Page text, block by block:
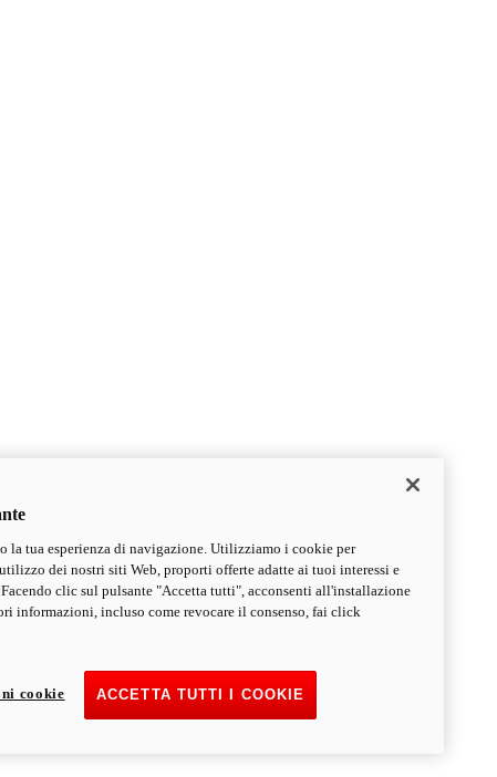
la tua esperienza di navigazione. Utilizziamo i cookie per
dei nostri siti Web, proporti offerte adatte ai tuoi interessi e
clic sul pulsante "Accetta tutti", acconsenti all'installazione
informazioni, incluso come revocare il consenso, fai click
ACCETTA TUTTI I COOKIE
cookie